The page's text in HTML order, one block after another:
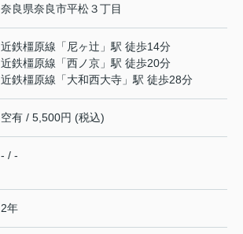
奈良県奈良市平松３丁目
近鉄橿原線 「 尼ヶ辻 」駅 徒歩14分
近鉄橿原線 「西ノ京 」駅 徒歩20分
近鉄橿原線 「大和西大寺 」駅 徒歩28分
空有 / 5,500円 (税込)
- / -
2年